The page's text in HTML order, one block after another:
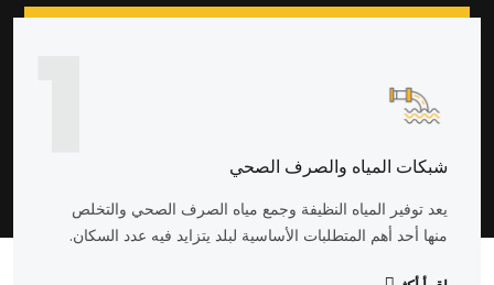
شبكات المياه والصرف الصحي
يعد توفير المياه النظيفة وجمع مياه الصرف الصحي والتخلص
منها أحد أهم المتطلبات الأساسية لبلد يتزايد فيه عدد السكان.